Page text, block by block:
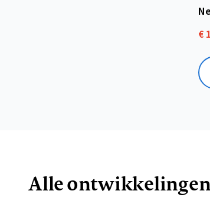
€
Alle ontwikkelingen